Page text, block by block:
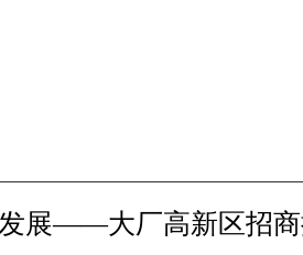
发展——大厂高新区招